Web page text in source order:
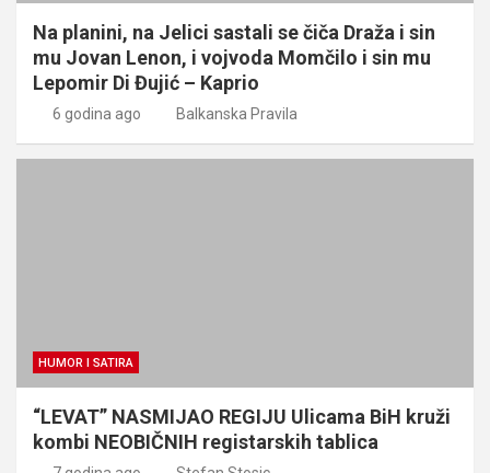
Na planini, na Jelici sastali se čiča Draža i sin
mu Jovan Lenon, i vojvoda Momčilo i sin mu
Lepomir Di Đujić – Kaprio
6 godina ago Balkanska Pravila
HUMOR I SATIRA
“LEVAT” NASMIJAO REGIJU Ulicama BiH kruži
kombi NEOBIČNIH registarskih tablica